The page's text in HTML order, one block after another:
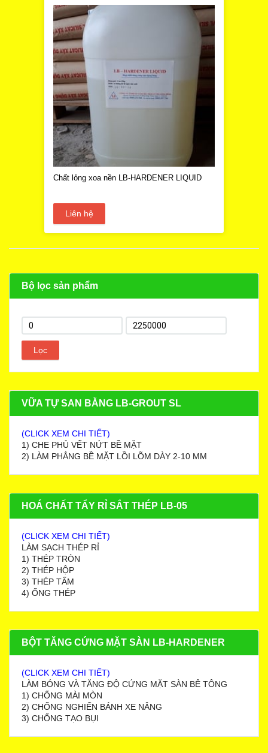
Chất lỏng xoa nền LB-HARDENER LIQUID
Liên hệ
Bộ lọc sản phẩm
Lọc
VỮA TỰ SAN BẰNG LB-GROUT SL
(CLICK XEM CHI TIẾT)
1) CHE PHỦ VẾT NỨT BỀ MẶT
2) LÀM PHẲNG BỀ MẶT LỒI LÕM DÀY 2-10 MM
HOÁ CHẤT TẨY RỈ SẮT THÉP LB-05
(CLICK XEM CHI TIẾT)
LÀM SẠCH THÉP RỈ
1) THÉP TRÒN
2) THÉP HỘP
3) THÉP TẤM
4) ỐNG THÉP
BỘT TĂNG CỨNG MẶT SÀN LB-HARDENER
(CLICK XEM CHI TIẾT)
LÀM BÓNG VÀ TĂNG ĐỘ CỨNG MẶT SÀN BÊ TÔNG
1) CHỐNG MÀI MÒN
2) CHỐNG NGHIẾN BÁNH XE NÂNG
3) CHỐNG TẠO BỤI